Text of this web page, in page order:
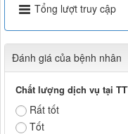
Tổng lượt truy cập
Đánh giá của bệnh nhân
Chất lượng dịch vụ tại
Rất tốt
Tốt